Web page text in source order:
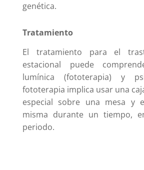
genética.
Tratamiento
El tratamiento para el
estacional puede
lumínica (fototerapia) y
fototerapia implica usar una
especial sobre una mesa y
misma durante un tiempo,
periodo.